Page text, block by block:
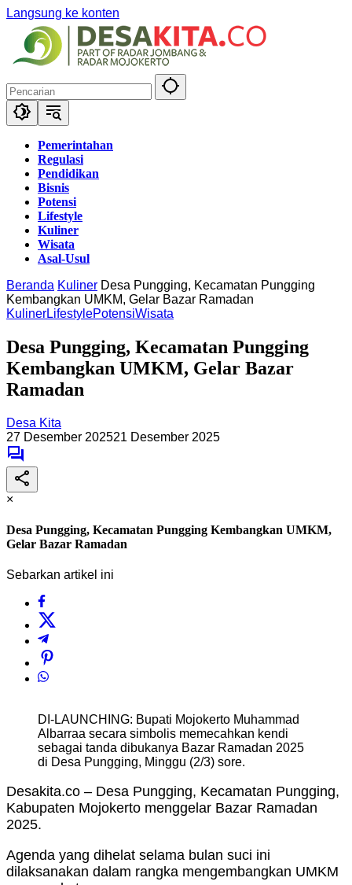
Langsung ke konten
Pemerintahan
Regulasi
Pendidikan
Bisnis
Potensi
Lifestyle
Kuliner
Wisata
Asal-Usul
Beranda Kuliner Desa Pungging, Kecamatan Pungging
Kembangkan UMKM, Gelar Bazar Ramadan
KulinerLifestylePotensiWisata
Desa Pungging, Kecamatan Pungging
Kembangkan UMKM, Gelar Bazar
Ramadan
Desa Kita
27 Desember 202521 Desember 2025
×
Desa Pungging, Kecamatan Pungging Kembangkan UMKM,
Gelar Bazar Ramadan
Sebarkan artikel ini
DI-LAUNCHING: Bupati Mojokerto Muhammad
Albarraa secara simbolis memecahkan kendi
sebagai tanda dibukanya Bazar Ramadan 2025
di Desa Pungging, Minggu (2/3) sore.
Desakita.co – Desa Pungging, Kecamatan Pungging,
Kabupaten Mojokerto menggelar Bazar Ramadan
2025.
Agenda yang dihelat selama bulan suci ini
dilaksanakan dalam rangka mengembangkan UMKM